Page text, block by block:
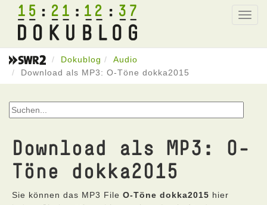
15 21 12 37
Dokublog
Audio
Download als MP3: O-Töne dokka2015
Download als MP3: O-
Töne dokka2015
Sie können das MP3 File O-Töne dokka2015 hier